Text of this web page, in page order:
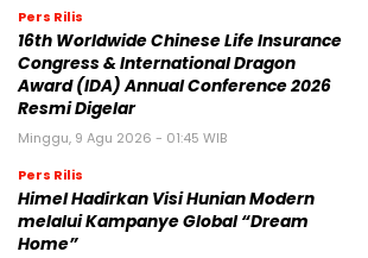
Pers Rilis
16th Worldwide Chinese Life Insurance
Congress & International Dragon
Award (IDA) Annual Conference 2026
Resmi Digelar
Minggu, 9 Agu 2026 - 01:45 WIB
Pers Rilis
Himel Hadirkan Visi Hunian Modern
melalui Kampanye Global “Dream
Home”